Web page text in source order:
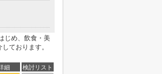
じめ、飲食・美
ております。
細
検討リスト